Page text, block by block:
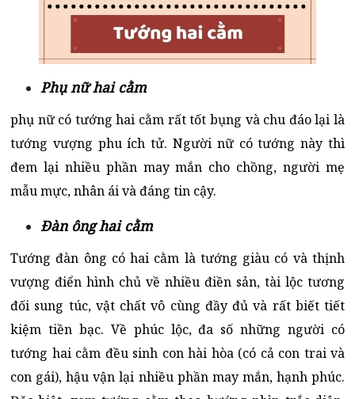
Phụ nữ hai cằm
phụ nữ có tướng hai cằm rất tốt bụng và chu đáo lại là
tướng vượng phu ích tử. Người nữ có tướng này thì
đem lại nhiều phần may mắn cho chồng, người mẹ
mẫu mực, nhân ái và đáng tin cậy.
Đàn ông hai cằm
Tướng đàn ông có hai cằm là tướng giàu có và thịnh
vượng điển hình chủ về nhiều điền sản, tài lộc tương
đối sung túc, vật chất vô cùng đầy đủ và rất biết tiết
kiệm tiền bạc. Về phúc lộc, đa số những người có
tướng hai cằm đều sinh con hài hòa (có cả con trai và
con gái), hậu vận lại nhiều phần may mắn, hạnh phúc.